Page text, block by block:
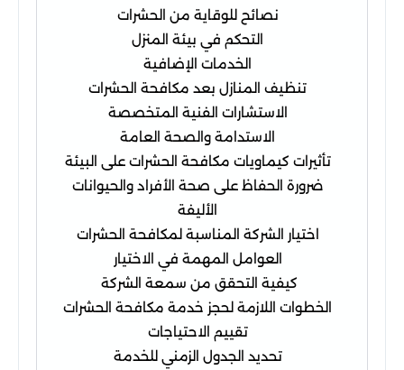
نصائح للوقاية من الحشرات
التحكم في بيئة المنزل
الخدمات الإضافية
تنظيف المنازل بعد مكافحة الحشرات
الاستشارات الفنية المتخصصة
الاستدامة والصحة العامة
تأثيرات كيماويات مكافحة الحشرات على البيئة
ضرورة الحفاظ على صحة الأفراد والحيوانات
الأليفة
اختيار الشركة المناسبة لمكافحة الحشرات
العوامل المهمة في الاختيار
كيفية التحقق من سمعة الشركة
الخطوات اللازمة لحجز خدمة مكافحة الحشرات
تقييم الاحتياجات
تحديد الجدول الزمني للخدمة